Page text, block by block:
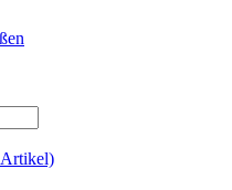
Artikel)